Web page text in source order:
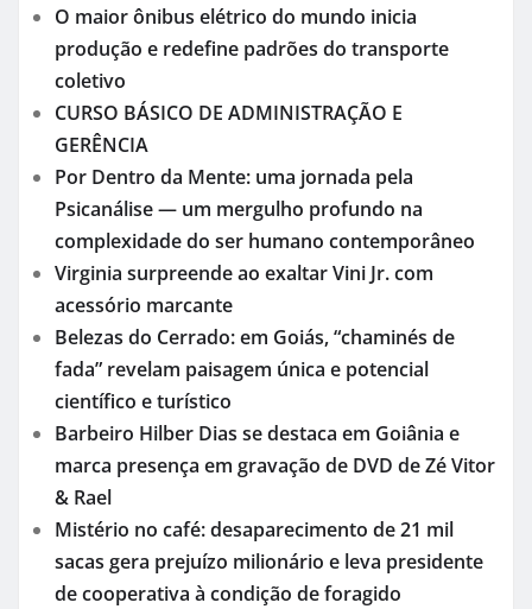
O maior ônibus elétrico do mundo inicia
produção e redefine padrões do transporte
coletivo
CURSO BÁSICO DE ADMINISTRAÇÃO E
GERÊNCIA
Por Dentro da Mente: uma jornada pela
Psicanálise — um mergulho profundo na
complexidade do ser humano contemporâneo
Virginia surpreende ao exaltar Vini Jr. com
acessório marcante
Belezas do Cerrado: em Goiás, “chaminés de
fada” revelam paisagem única e potencial
científico e turístico
Barbeiro Hilber Dias se destaca em Goiânia e
marca presença em gravação de DVD de Zé Vitor
& Rael
Mistério no café: desaparecimento de 21 mil
sacas gera prejuízo milionário e leva presidente
de cooperativa à condição de foragido